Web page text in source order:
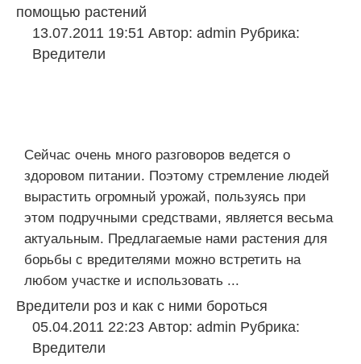
помощью растений
13.07.2011 19:51 Автор: admin Рубрика:
Вредители
Сейчас очень много разговоров ведется о
здоровом питании. Поэтому стремление людей
вырастить огромный урожай, пользуясь при
этом подручными средствами, является весьма
актуальным. Предлагаемые нами растения для
борьбы с вредителями можно встретить на
любом участке и использовать ...
Вредители роз и как с ними бороться
05.04.2011 22:23 Автор: admin Рубрика:
Вредители